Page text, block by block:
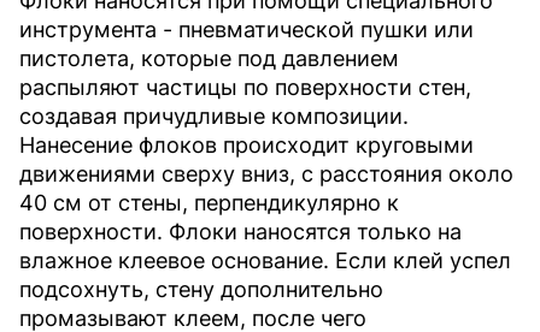
инструмента - пневматической пушки или
пистолета, которые под давлением
распыляют частицы по поверхности стен,
создавая причудливые композиции.
Нанесение флоков происходит круговыми
движениями сверху вниз, с расстояния около
40 см от стены, перпендикулярно к
поверхности. Флоки наносятся только на
влажное клеевое основание. Если клей успел
подсохнуть, стену дополнительно
промазывают клеем, после чего